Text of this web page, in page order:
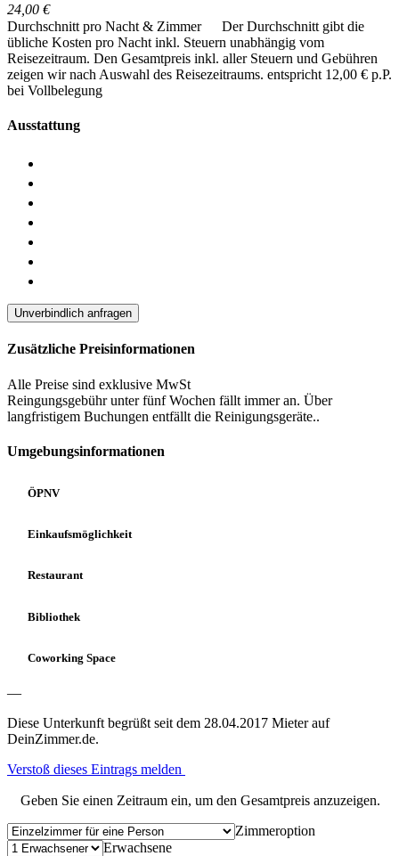
24,00 €
Durchschnitt pro Nacht & Zimmer
Der Durchschnitt gibt die
übliche Kosten pro Nacht inkl. Steuern unabhängig vom
Reisezeitraum. Den Gesamtpreis inkl. aller Steuern und Gebühren
zeigen wir nach Auswahl des Reisezeitraums. entspricht 12,00 € p.P.
bei Vollbelegung
Ausstattung
Unverbindlich anfragen
Zusätzliche Preisinformationen
Alle Preise sind exklusive MwSt
Reingungsgebühr unter fünf Wochen fällt immer an. Über
langfristigem Buchungen entfällt die Reinigungsgeräte..
Umgebungsinformationen
ÖPNV
Einkaufsmöglichkeit
Restaurant
Bibliothek
Coworking Space
—
Diese Unterkunft begrüßt seit dem 28.04.2017 Mieter auf
DeinZimmer.de.
Verstoß dieses Eintrags melden
Geben Sie einen Zeitraum ein, um den Gesamtpreis anzuzeigen.
Zimmeroption
Erwachsene